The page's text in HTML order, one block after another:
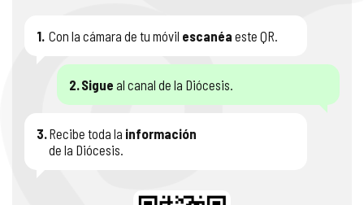
1. Con la cámara de tu móvil escanéa este QR.
2.Sigue al canal de la Diócesis.
3.Recibe toda la información
de la Diócesis.